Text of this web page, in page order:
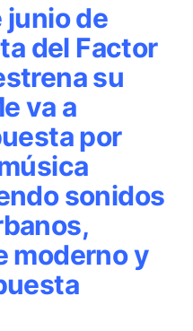
junio de
del Factor
su
va a
por
sonidos
moderno y